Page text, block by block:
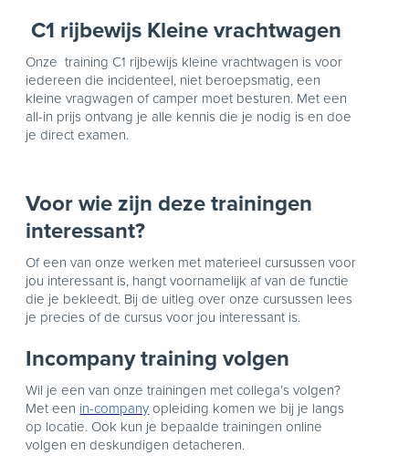
C1 rijbewijs Kleine vrachtwagen
Onze training C1 rijbewijs kleine vrachtwagen is voor
iedereen die incidenteel, niet beroepsmatig, een
kleine vragwagen of camper moet besturen. Met een
all-in prijs ontvang je alle kennis die je nodig is en doe
je direct examen.
Voor wie zijn deze trainingen
interessant?
Of een van onze werken met materieel cursussen voor
jou interessant is, hangt voornamelijk af van de functie
die je bekleedt. Bij de uitleg over onze cursussen lees
je precies of de cursus voor jou interessant is.
Incompany training volgen
Wil je een van onze trainingen met collega’s volgen?
Met een in-companyopleiding komen we bij je langs
op locatie. Ook kun je bepaalde trainingen online
volgen en deskundigen detacheren.